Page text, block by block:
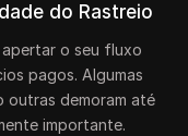
do Rastreio
o seu fluxo
pagos. Algumas
outras demoram até
importante.